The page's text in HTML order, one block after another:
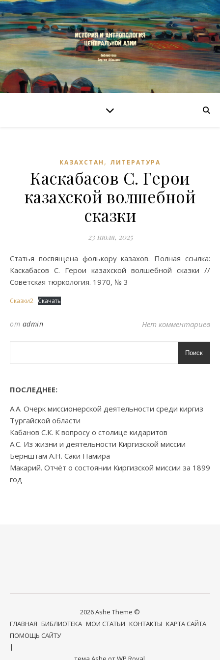
КАЗАХСТАН , ЛИТЕРАТУРА
Каскабасов С. Герои
казахской волшебной
сказки
23 июля, 2025
Статья посвящена фолькору казахов. Полная ссылка:
Каскабасов С. Герои казахской волшебной сказки //
Советская тюркология. 1970, № 3
Сказки2 Скачать
от admin Нет комментариев
Поиск
ПОСЛЕДНЕЕ:
А.А. Очерк миссионерской деятельности среди киргиз
Тургайской области
Кабанов С.К. К вопросу о столице кидаритов
А.С. Из жизни и деятельности Киргизской миссии
Бернштам А.Н. Саки Памира
Макарий. Отчёт о состоянии Киргизской миссии за 1899
год
2026 Ashe Theme ©
ГЛАВНАЯ БИБЛИОТЕКА МОИ СТАТЬИ КОНТАКТЫ КАРТА САЙТА
ПОМОЩЬ САЙТУ